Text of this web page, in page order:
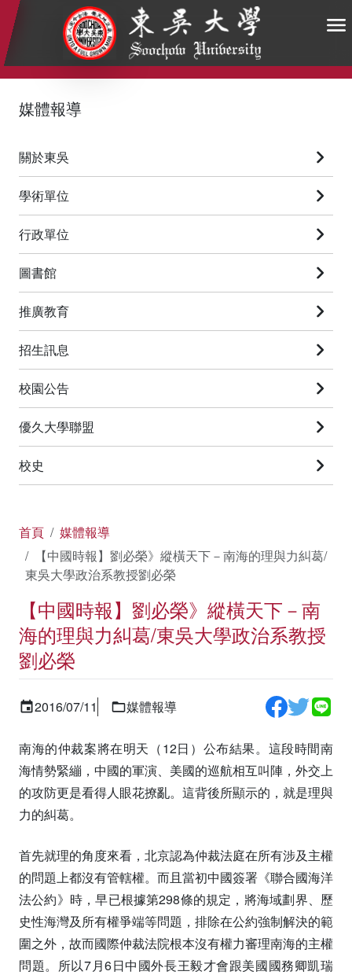
:::
媒體報導
關於東吳
學術單位
行政單位
圖書館
推廣教育
招生訊息
校園公告
優久大學聯盟
校史
首頁
媒體報導
【中國時報】劉必榮》縱橫天下－南海的理與力糾葛/
東吳大學政治系教授劉必榮
【中國時報】劉必榮》縱橫天下－南
海的理與力糾葛/東吳大學政治系教授
劉必榮
2016/07/11 媒體報導
南海的仲裁案將在明天（12日）公布結果。這段時間南
海情勢緊繃，中國的軍演、美國的巡航相互叫陣，外交上
的攻防更是看得人眼花撩亂。這背後所顯示的，就是理與
力的糾葛。
首先就理的角度來看，北京認為仲裁法庭在所有涉及主權
的問題上都沒有管轄權。而且當初中國簽署《聯合國海洋
法公約》時，早已根據第298條的規定，將海域劃界、歷
史性海灣及所有權爭端等問題，排除在公約強制解決的範
圍之外，故而國際仲裁法院根本沒有權力審理南海的主權
問題。所以7月6日中國外長王毅才會跟美國國務卿凱瑞